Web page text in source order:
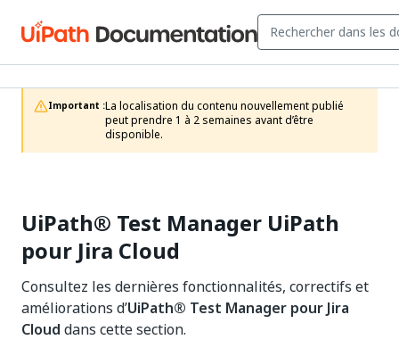
Important :La localisation du contenu nouvellement publié
peut prendre 1 à 2 semaines avant d’être
disponible.
UiPath® Test Manager UiPath
pour Jira Cloud
Consultez les dernières fonctionnalités, correctifs et
améliorations d’UiPath® Test Manager pour Jira
Cloud dans cette section.